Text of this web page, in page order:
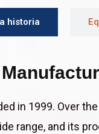
historia
in 1999. Over
range, and its